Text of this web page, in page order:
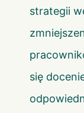
strategii
się